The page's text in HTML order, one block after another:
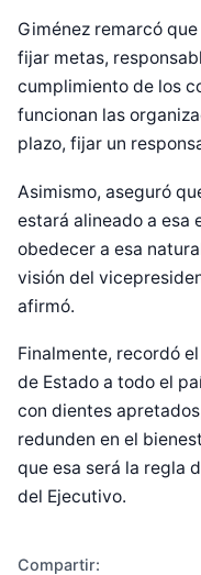
Giménez remarcó
fijar metas,
cumplimiento de los
funcionan las
plazo, fijar un
Asimismo, aseguró
estará alineado a esa
obedecer a esa
visión del
afirmó.
Finalmente, recordó
de Estado a todo el
con dientes
redunden en el
que esa será la regla
del Ejecutivo.
Compartir: